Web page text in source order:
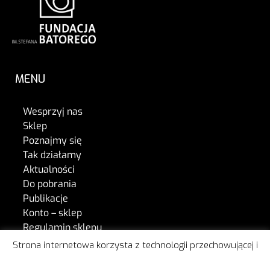
MENU
Wesprzyj nas
Sklep
Poznajmy się
Tak działamy
Aktualności
Do pobrania
Publikacje
Konto – sklep
Regulamin sklepu
Kontakt
Strona internetowa korzysta z technologii przechowującej i